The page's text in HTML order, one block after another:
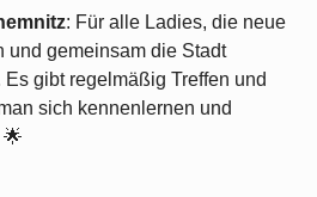
: Für alle Ladies, die neue
und gemeinsam die Stadt
gibt regelmäßig Treffen und
sich kennenlernen und